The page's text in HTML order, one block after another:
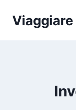
Viaggiare